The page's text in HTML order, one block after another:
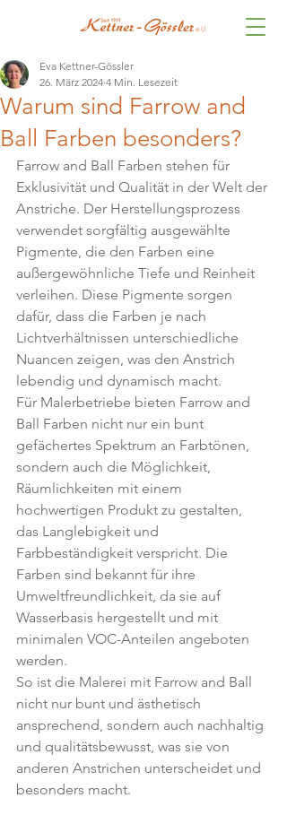
Warum sind Farrow and
Ball Farben besonders?
Eva Kettner-Gössler
26. März 2024 4 Min. Lesezeit
Farrow and Ball Farben stehen für
Exklusivität und Qualität in der Welt der
Anstriche. Der Herstellungsprozess
verwendet sorgfältig ausgewählte
Pigmente, die den Farben eine
außergewöhnliche Tiefe und Reinheit
verleihen. Diese Pigmente sorgen
dafür, dass die Farben je nach
Lichtverhältnissen unterschiedliche
Nuancen zeigen, was den Anstrich
lebendig und dynamisch macht.
Für Malerbetriebe bieten Farrow and
Ball Farben nicht nur ein bunt
gefächertes Spektrum an Farbtönen,
sondern auch die Möglichkeit,
Räumlichkeiten mit einem
hochwertigen Produkt zu gestalten,
das Langlebigkeit und
Farbbeständigkeit verspricht. Die
Farben sind bekannt für ihre
Umweltfreundlichkeit, da sie auf
Wasserbasis hergestellt und mit
minimalen VOC-Anteilen angeboten
werden.
So ist die Malerei mit Farrow and Ball
nicht nur bunt und ästhetisch
ansprechend, sondern auch nachhaltig
und qualitätsbewusst, was sie von
anderen Anstrichen unterscheidet und
besonders macht.